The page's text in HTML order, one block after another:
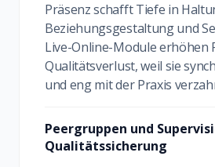
Präsenz schafft Tiefe in
Beziehungsgestaltung und
Live-Online-Module erhöhen
Qualitätsverlust, weil sie
und eng mit der Praxis
Peergruppen und
Qualitätssicherung